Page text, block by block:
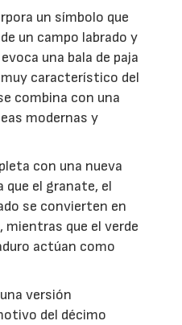
un símbolo que
un campo labrado y
una bala de paja
característico del
combina con una
modernas y
con una nueva
que el granate, el
se convierten en
mientras que el verde
actúan como
versión
del décimo